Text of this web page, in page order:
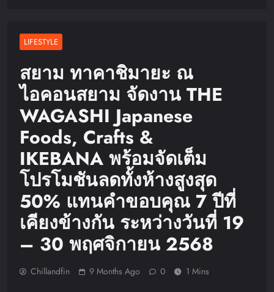
LIFESTYLE
สยาม ทาคาชิมายะ ณ
ไอคอนสยาม จัดงาน THE
WAGASHI Japanese
Foods, Crafts &
IKEBANA พร้อมจัดเต็ม
โปรโมชันลดทั้งห้างสูงสุด
50% แทนคำขอบคุณ 7 ปีที่
เคียงข้างกัน ระหว่างวันที่ 19
– 30 พฤศจิกายน 2568
Chillandfin 9 Months Ago 0 1 Mins